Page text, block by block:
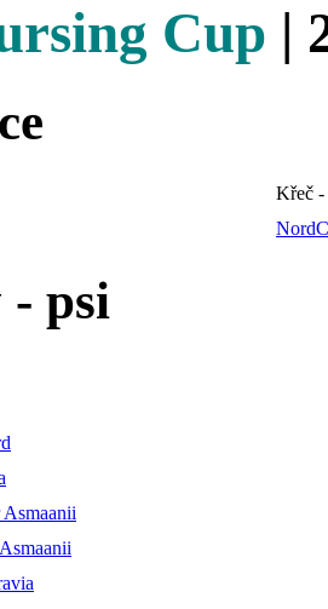
Cup |
Křeč -
- psi
Asmaanii